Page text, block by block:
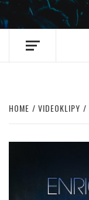
HOME VIDEOKLIPY